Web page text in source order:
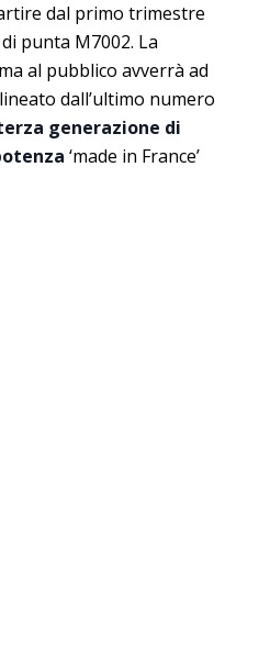
dal primo trimestre
punta M7002. La
al pubblico avverrà ad
dall’ultimo numero
generazione di
‘made in France’